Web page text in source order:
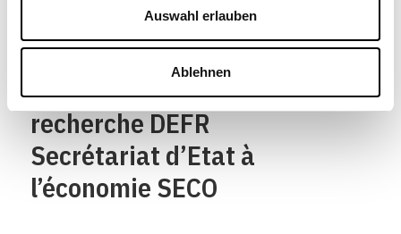
Auswahl erlauben
Ablehnen
Département fédéral de
l’économie,
de la formation et de la
recherche DEFR
Secrétariat d’Etat à
l’économie SECO